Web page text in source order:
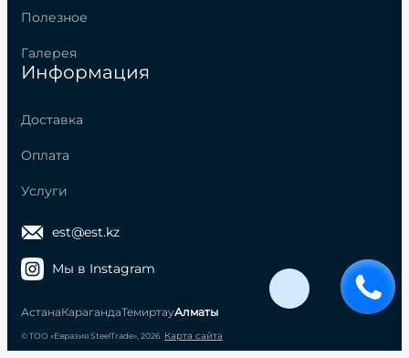
Полезное
Галерея
Информация
Доставка
Оплата
Услуги
est@est.kz
Мы в Instagram
АстанаКарагандаТемиртауАлматы
© ТОО «Евразия SteelTrade», 2026 Карта сайта